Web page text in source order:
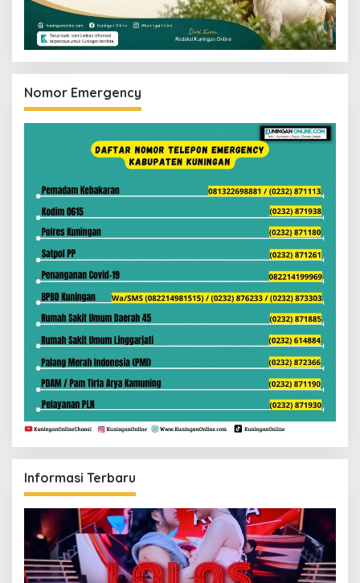
Nomor Emergency
Informasi Terbaru